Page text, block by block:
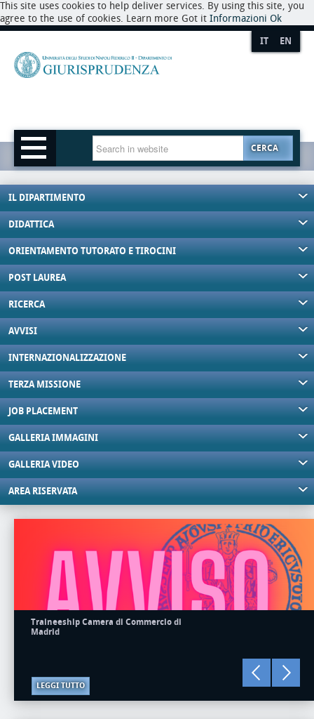
This site uses cookies to help deliver services. By using this site, you
agree to the use of cookies. Learn more Got it Informazioni Ok
IT EN
CERCA
IL DIPARTIMENTO
DIDATTICA
ORIENTAMENTO TUTORATO E TIROCINI
POST LAUREA
RICERCA
AVVISI
INTERNAZIONALIZZAZIONE
TERZA MISSIONE
JOB PLACEMENT
GALLERIA IMMAGINI
GALLERIA VIDEO
AREA RISERVATA
Traineeship Camera di Commercio di
Madrid
LEGGI TUTTO